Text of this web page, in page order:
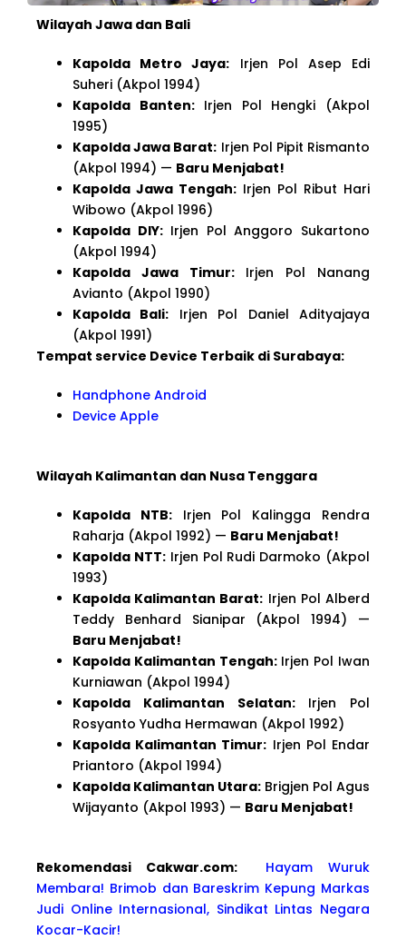
Wilayah Jawa dan Bali
Kapolda Metro Jaya: Irjen Pol Asep Edi
Suheri (Akpol 1994)
Kapolda Banten:Irjen Pol Hengki (Akpol
1995)
Kapolda Jawa Barat: Irjen Pol Pipit Rismanto
(Akpol 1994) — Baru Menjabat!
Kapolda Jawa Tengah: Irjen Pol Ribut Hari
Wibowo (Akpol 1996)
Kapolda DIY:Irjen Pol Anggoro Sukartono
(Akpol 1994)
Kapolda Jawa Timur:Irjen Pol Nanang
Avianto (Akpol 1990)
Kapolda Bali: Irjen Pol Daniel Adityajaya
(Akpol 1991)
Tempat service Device Terbaik di Surabaya:
Handphone Android
Device Apple
Wilayah Kalimantan dan Nusa Tenggara
Kapolda NTB:Irjen Pol Kalingga Rendra
Raharja (Akpol 1992) — Baru Menjabat!
Kapolda NTT:Irjen Pol Rudi Darmoko (Akpol
1993)
Kapolda Kalimantan Barat: Irjen Pol Alberd
Teddy Benhard Sianipar (Akpol 1994) —
Baru Menjabat!
Kapolda Kalimantan Tengah:Irjen Pol Iwan
Kurniawan (Akpol 1994)
Kapolda Kalimantan Selatan:Irjen Pol
Rosyanto Yudha Hermawan (Akpol 1992)
Kapolda Kalimantan Timur: Irjen Pol Endar
Priantoro (Akpol 1994)
Kapolda Kalimantan Utara: Brigjen Pol Agus
Wijayanto (Akpol 1993) — Baru Menjabat!
Rekomendasi Cakwar.com: Hayam Wuruk
Membara! Brimob dan Bareskrim Kepung Markas
Judi Online Internasional, Sindikat Lintas Negara
Kocar-Kacir!